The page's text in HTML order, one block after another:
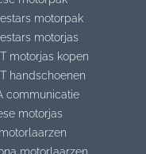
motorpak
motorjas
motorjas kopen
handschoenen
communicatie
motorjas
motorlaarzen